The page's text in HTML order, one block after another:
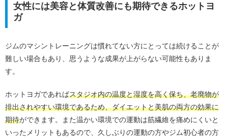
女性には美容と体質改善にも期待できるホットヨ
ガ
ジムのマシントレーニングは慣れてない方にとっては続けることが
難しい場合もあり、思うような成果が上がらない可能性もありま
す。
ホットヨガであればスタジオ内の温度と湿度を高く保ち、老廃物が
排出されやすい環境であるため、ダイエットと美肌の両方の効果に
期待ができます。また温かい環境での運動は筋繊維を痛めにくいと
いったメリットもあるので、久しぶりの運動の方やジム初心者の方